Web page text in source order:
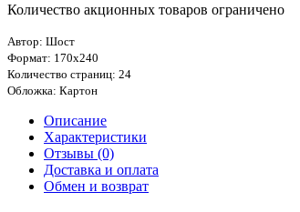
Количество акционных товаров ограничено
Автор: Шост
Формат: 170х240
Количество страниц: 24
Обложка: Картон
Описание
Характеристики
Отзывы (0)
Доставка и оплата
Обмен и возврат